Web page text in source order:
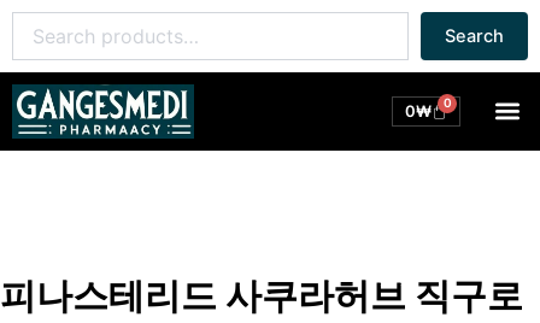
콘
츠
너
for:
Search
0₩ 0
Cart
피나스테리드 사쿠라허브 직구로